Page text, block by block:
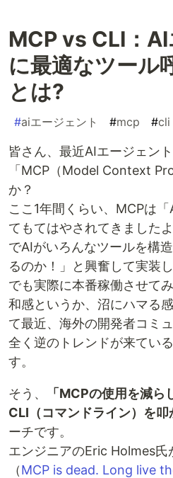
MCP vs CLI：
に最適なツール
とは?
#aiエージェント #mcp #cli
皆さん、最近AIエージェン
「MCP（Model Context
か？
ここ1年間くらい、MCPは
てもてはやされてきました
でAIがいろんなツールを構
るのか！」と興奮して実装
でも実際に本番稼働させて
和感というか、沼にハマる
て最近、海外の開発者コミ
全く逆のトレンドが来てい
す。
そう、
「MCPの使用を減
CLI（コマンドライン）を叩
ーチです。
エンジニアのEric Holmes氏
（MCP is dead. Long live